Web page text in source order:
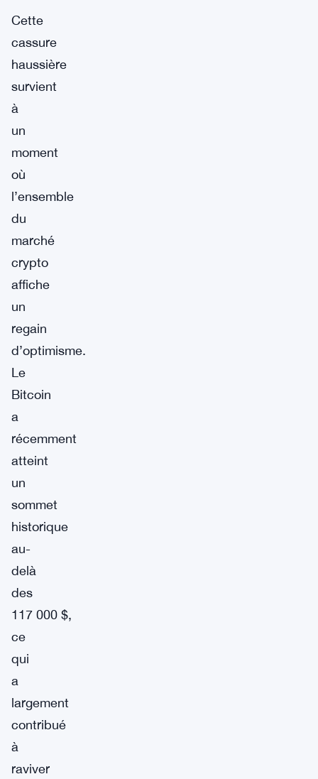
Cette
cassure
haussière
survient
à
un
moment
où
l’ensemble
du
marché
crypto
affiche
un
regain
d’optimisme.
Le
Bitcoin
a
récemment
atteint
un
sommet
historique
au-
delà
des
117 000 $,
ce
qui
a
largement
contribué
à
raviver